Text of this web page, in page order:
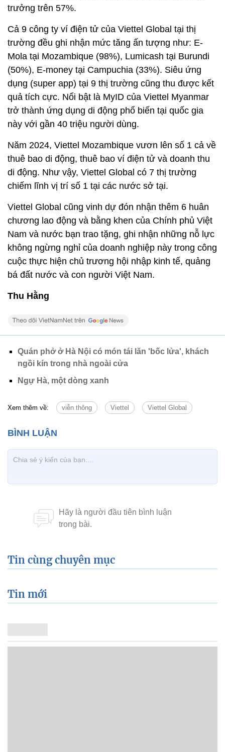
trưởng trên 57%.
Cả 9 công ty ví điện tử của Viettel Global tại thị
trường đều ghi nhận mức tăng ấn tượng như: E-
Mola tại Mozambique (98%), Lumicash tại Burundi
(50%), E-money tại Campuchia (33%). Siêu ứng
dụng (super app) tại 9 thị trường cũng thu được kết
quả tích cực. Nổi bật là MyID của Viettel Myanmar
trở thành ứng dụng di động phổ biến tại quốc gia
này với gần 40 triệu người dùng.
Năm 2024, Viettel Mozambique vươn lên số 1 cả về
thuê bao di động, thuê bao ví điện tử và doanh thu
di động. Như vậy, Viettel Global có 7 thị trường
chiếm lĩnh vị trí số 1 tại các nước sở tại.
Viettel Global cũng vinh dự đón nhận thêm 6 huân
chương lao động và bằng khen của Chính phủ Việt
Nam và nước bạn trao tặng, ghi nhận những nỗ lực
không ngừng nghỉ của doanh nghiệp này trong công
cuộc thực hiện chủ trương hội nhập kinh tế, quảng
bá đất nước và con người Việt Nam.
Thu Hằng
Quán phở ở Hà Nội có món tái lăn 'bốc lửa', khách
ngồi kín trong nhà ngoài cửa
Ngự Hà, một dòng xanh
Xem thêm về: viễn thông Viettel Viettel Global
Tin cùng chuyên mục
Tin mới